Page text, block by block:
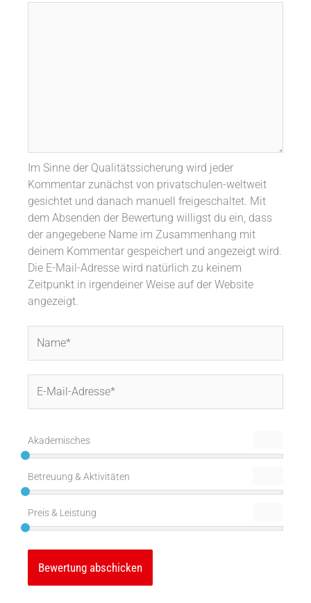
Im Sinne der Qualitätssicherung wird jeder
Kommentar zunächst von privatschulen-weltweit
gesichtet und danach manuell freigeschaltet. Mit
dem Absenden der Bewertung willigst du ein, dass
der angegebene Name im Zusammenhang mit
deinem Kommentar gespeichert und angezeigt wird.
Die E-Mail-Adresse wird natürlich zu keinem
Zeitpunkt in irgendeiner Weise auf der Website
angezeigt.
Mail-
Akademisches
Betreuung & Aktivitäten
Preis & Leistung